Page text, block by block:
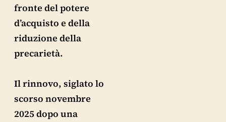
fronte del potere
d’acquisto e della
riduzione della
precarietà.
Il rinnovo, siglato lo
scorso novembre
2025 dopo una